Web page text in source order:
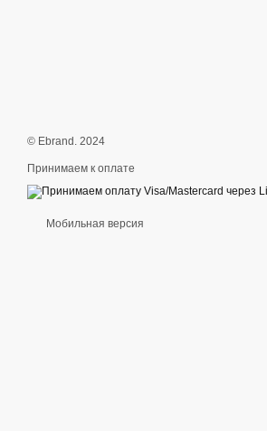
© Ebrand. 2024
Принимаем к оплате
Мобильная версия